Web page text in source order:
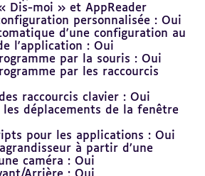
Dis-moi » et AppReader
personnalisée : Oui
d'une configuration au
l'application : Oui
par la souris : Oui
par les raccourcis
raccourcis clavier : Oui
les déplacements de la fenêtre
pour les applications : Oui
à partir d’une
caméra : Oui